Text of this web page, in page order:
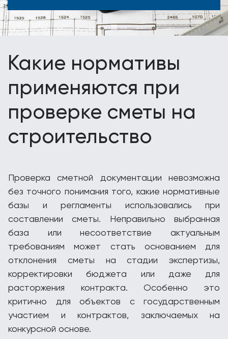
Какие нормативы
применяются при
проверке сметы на
строительство
Проверка сметной документации невозможна
без точного понимания того, какие нормативные
базы и регламенты использовались при
составлении сметы. Неправильно выбранная
база или несоответствие актуальным
требованиям может стать основанием для
отклонения сметы на стадии экспертизы,
корректировки бюджета или даже для
расторжения контракта. Особенно это
критично для объектов с государственным
участием и контрактов, заключаемых на
конкурсной основе.